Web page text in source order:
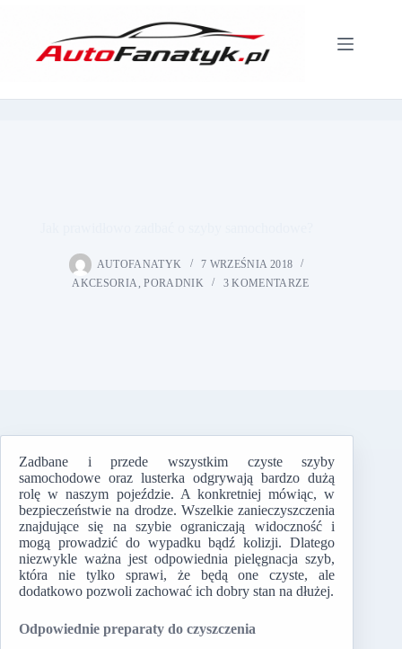
AUTOFANATYK
7 WRZEŚNIA 2018
AKCESORIA,PORADNIK 3 KOMENTARZE
Zadbane i przede wszystkim czyste szyby
samochodowe oraz lusterka odgrywają bardzo dużą
rolę w naszym pojeździe. A konkretniej mówiąc, w
bezpieczeństwie na drodze. Wszelkie zanieczyszczenia
znajdujące się na szybie ograniczają widoczność i
mogą prowadzić do wypadku bądź kolizji. Dlatego
niezwykle ważna jest odpowiednia pielęgnacja szyb,
która nie tylko sprawi, że będą one czyste, ale
dodatkowo pozwoli zachować ich dobry stan na dłużej.
Odpowiednie preparaty do czyszczenia